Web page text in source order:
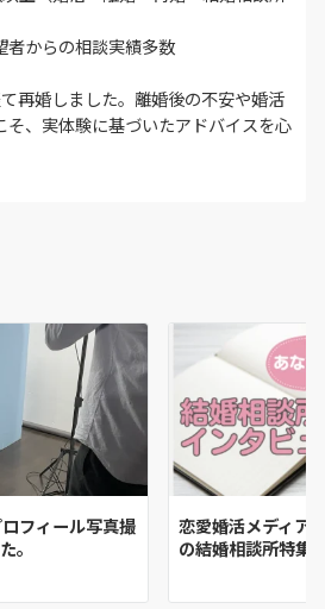
者からの相談実績多数
再婚しました。離婚後の不安や婚活
そ、実体験に基づいたアドバイスを心
フィール写真撮
。
恋愛婚活メディア
の結婚相談所特集